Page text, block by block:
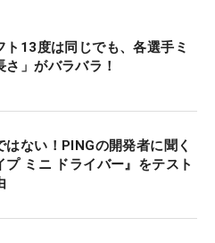
ト13度は同じでも、各選手ミ
さ」がバラバラ！
はない！PINGの開発者に聞く
プ ミニ ドライバー』をテスト